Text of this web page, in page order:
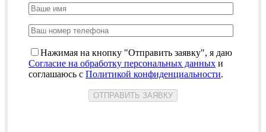
Нажимая на кнопку "Отправить заявку", я даю
Согласие на обработку персональных данных и
соглашаюсь с Политикой конфиденциальности.